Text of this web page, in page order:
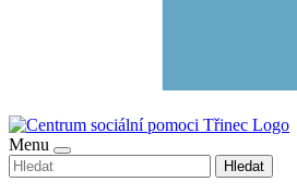
Menu
Hledat